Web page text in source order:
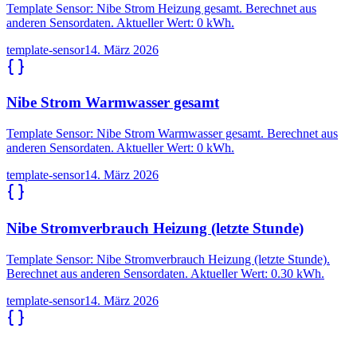
Template Sensor: Nibe Strom Heizung gesamt. Berechnet aus
anderen Sensordaten. Aktueller Wert: 0 kWh.
template-sensor14. März 2026
Nibe Strom Warmwasser gesamt
Template Sensor: Nibe Strom Warmwasser gesamt. Berechnet aus
anderen Sensordaten. Aktueller Wert: 0 kWh.
template-sensor14. März 2026
Nibe Stromverbrauch Heizung (letzte Stunde)
Template Sensor: Nibe Stromverbrauch Heizung (letzte Stunde).
Berechnet aus anderen Sensordaten. Aktueller Wert: 0.30 kWh.
template-sensor14. März 2026